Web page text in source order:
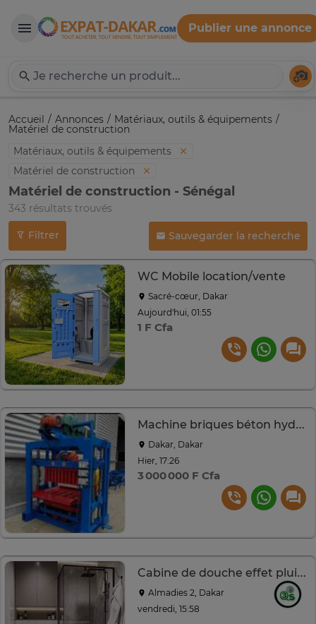
Expat-Dakar
Publier une annonce
Accueil Annonces Matériaux, outils & équipements
Matériel de construction
Matériaux, outils & équipements
Matériel de construction
Matériel de construction - Sénégal
343 résultats trouvés
Filtrer Sauvegarder la recherche
WC Mobile location/vente
Sacré-cœur, Dakar
Aujourd'hui, 01:55
1 F Cfa
Machine briques béton hydraulique cadre acier bleu
Dakar, Dakar
Hier, 17:26
3 000 000 F Cfa
Cabine de douche effet pluie, en verre +chaise anglaise
Almadies 2, Dakar
vendredi, 15:58